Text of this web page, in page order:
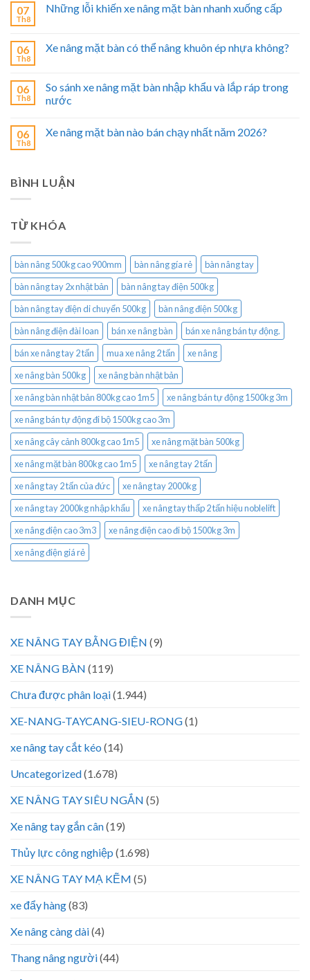
07
Th8
Những lỗi khiến xe nâng mặt bàn nhanh xuống cấp
06
Th8
Xe nâng mặt bàn có thể nâng khuôn ép nhựa không?
06
Th8
So sánh xe nâng mặt bàn nhập khẩu và lắp ráp trong
nước
06
Th8
Xe nâng mặt bàn nào bán chạy nhất năm 2026?
BÌNH LUẬN
TỪ KHÓA
bàn nâng 500kg cao 900mm bàn nâng gía rẻ
bàn nâng tay
bàn nâng tay 2x nhật bản
bàn nâng tay điện 500kg
bàn nâng tay điện di chuyển 500kg
bàn nâng điện 500kg
bàn nâng điện đài loan
bán xe nâng bàn
bán xe nâng bán tự động.
bán xe nâng tay 2 tấn
mua xe nâng 2 tấn
xe nâng
xe nâng bàn 500kg
xe nâng bàn nhật bản
xe nâng bàn nhật bản 800kg cao 1m5
xe nâng bán tự động 1500kg 3m
xe nâng bán tự động đi bộ 1500kg cao 3m
xe nâng cây cảnh 800kg cao 1m5
xe nâng mặt bàn 500kg
xe nâng mặt bàn 800kg cao 1m5
xe nâng tay 2 tấn
xe nâng tay 2 tấn của đức
xe nâng tay 2000kg
xe nâng tay 2000kg nhập khẩu
xe nâng tay thấp 2 tấn hiệu noblelift
xe nâng điện cao 3m3
xe nâng điện cao đi bộ 1500kg 3m
xe nâng điện giá rẻ
DANH MỤC
XE NÂNG TAY BẰNG ĐIỆN (9)
XE NÂNG BÀN (119)
Chưa được phân loại(1.944)
XE-NANG-TAYCANG-SIEU-RONG(1)
xe nâng tay cắt kéo (14)
Uncategorized(1.678)
XE NÂNG TAY SIÊU NGẮN (5)
Xe nâng tay gắn cân(19)
Thủy lực công nghiệp (1.698)
XE NÂNG TAY MẠ KẼM (5)
xe đẩy hàng(83)
Xe nâng càng dài(4)
Thang nâng người(44)